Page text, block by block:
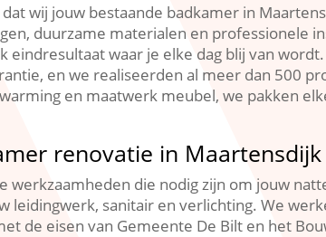
wij jouw bestaande badkamer in
duurzame materialen en professionele
waar je elke dag blij van
en we realiseerden al meer dan 500
en maatwerk meubel, we pakken
renovatie in Maartensdijk
werkzaamheden die nodig zijn om jouw
sanitair en verlichting.​ We
de eisen van Gemeente De Bilt en het